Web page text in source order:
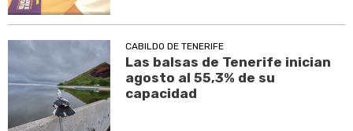
CABILDO DE TENERIFE
Las balsas de Tenerife inician
agosto al 55,3% de su
capacidad